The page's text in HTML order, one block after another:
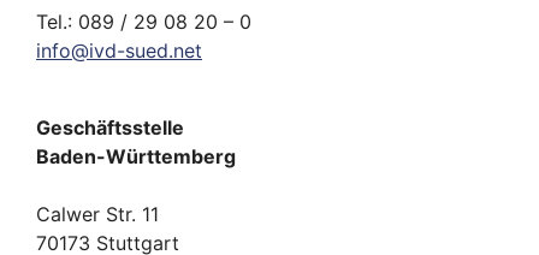
Tel.: 089 / 29 08 20 – 0
info@ivd-sued.net
Geschäftsstelle
Baden-Württemberg
Calwer Str. 11
70173 Stuttgart